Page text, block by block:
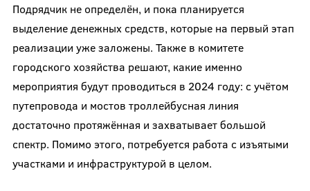
Подрядчик не определён, и пока планируется
выделение денежных средств, которые на первый этап
реализации уже заложены. Также в комитете
городского хозяйства решают, какие именно
мероприятия будут проводиться в 2024 году: с учётом
путепровода и мостов троллейбусная линия
достаточно протяжённая и захватывает большой
спектр. Помимо этого, потребуется работа с изъятыми
участками и инфраструктурой в целом.